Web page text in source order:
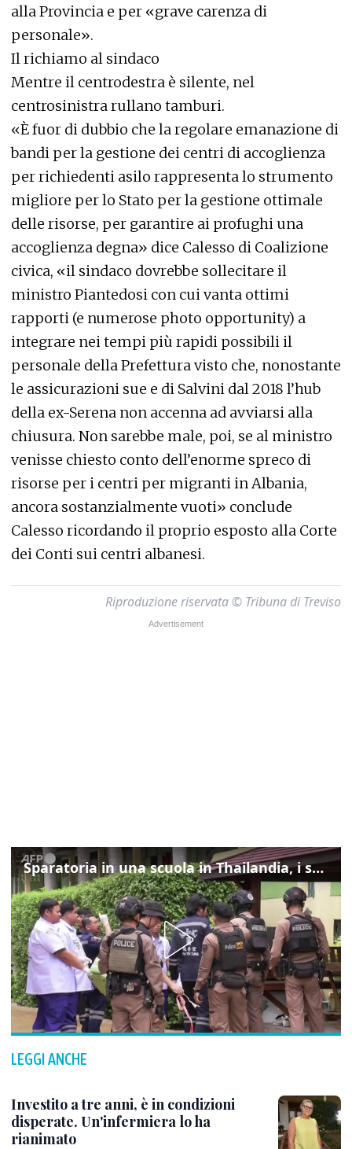
alla Provincia e per «grave carenza di
personale».
Il richiamo al sindaco
Mentre il centrodestra è silente, nel
centrosinistra rullano tamburi.
«È fuor di dubbio che la regolare emanazione di
bandi per la gestione dei centri di accoglienza
per richiedenti asilo rappresenta lo strumento
migliore per lo Stato per la gestione ottimale
delle risorse, per garantire ai profughi una
accoglienza degna» dice Calesso di Coalizione
civica, «il sindaco dovrebbe sollecitare il
ministro Piantedosi con cui vanta ottimi
rapporti (e numerose photo opportunity) a
integrare nei tempi più rapidi possibili il
personale della Prefettura visto che, nonostante
le assicurazioni sue e di Salvini dal 2018 l’hub
della ex-Serena non accenna ad avviarsi alla
chiusura. Non sarebbe male, poi, se al ministro
venisse chiesto conto dell’enorme spreco di
risorse per i centri per migranti in Albania,
ancora sostanzialmente vuoti» conclude
Calesso ricordando il proprio esposto alla Corte
dei Conti sui centri albanesi.
Riproduzione riservata © Tribuna di Treviso
Sparatoria in una scuola in Thailandia, i soccorsi sul posto
LEGGI ANCHE
Investito a tre anni, è in condizioni
disperate. Un'infermiera lo ha
rianimato